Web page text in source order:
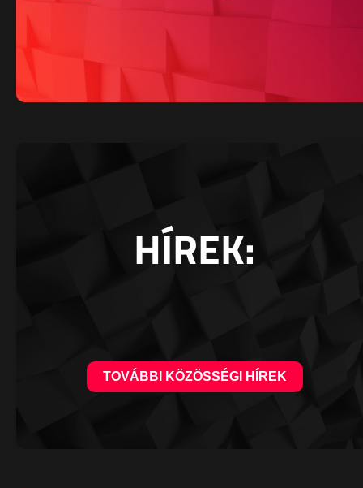
HÍREK:
TOVÁBBI KÖZÖSSÉGI HÍREK